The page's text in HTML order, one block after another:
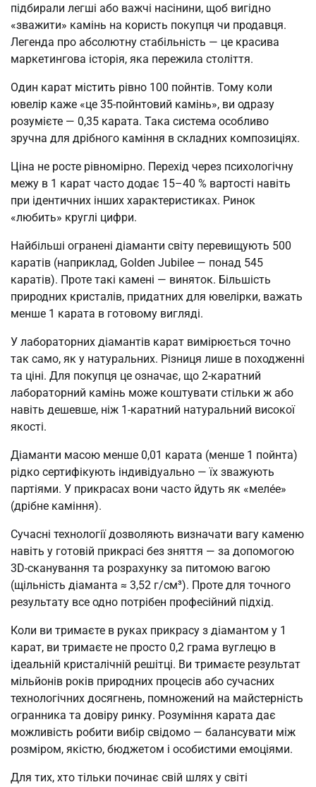
підбирали легші або важчі насінини, щоб вигідно
«зважити» камінь на користь покупця чи продавця.
Легенда про абсолютну стабільність — це красива
маркетингова історія, яка пережила століття.
Один карат містить рівно 100 пойнтів. Тому коли
ювелір каже «це 35-пойнтовий камінь», ви одразу
розумієте — 0,35 карата. Така система особливо
зручна для дрібного каміння в складних композиціях.
Ціна не росте рівномірно. Перехід через психологічну
межу в 1 карат часто додає 15–40 % вартості навіть
при ідентичних інших характеристиках. Ринок
«любить» круглі цифри.
Найбільші огранені діаманти світу перевищують 500
каратів (наприклад, Golden Jubilee — понад 545
каратів). Проте такі камені — виняток. Більшість
природних кристалів, придатних для ювелірки, важать
менше 1 карата в готовому вигляді.
У лабораторних діамантів карат вимірюється точно
так само, як у натуральних. Різниця лише в походженні
та ціні. Для покупця це означає, що 2-каратний
лабораторний камінь може коштувати стільки ж або
навіть дешевше, ніж 1-каратний натуральний високої
якості.
Діаманти масою менше 0,01 карата (менше 1 пойнта)
рідко сертифікують індивідуально — їх зважують
партіями. У прикрасах вони часто йдуть як «мелée»
(дрібне каміння).
Сучасні технології дозволяють визначати вагу каменю
навіть у готовій прикрасі без зняття — за допомогою
3D-сканування та розрахунку за питомою вагою
(щільність діаманта ≈ 3,52 г/см³). Проте для точного
результату все одно потрібен професійний підхід.
Коли ви тримаєте в руках прикрасу з діамантом у 1
карат, ви тримаєте не просто 0,2 грама вуглецю в
ідеальній кристалічній решітці. Ви тримаєте результат
мільйонів років природних процесів або сучасних
технологічних досягнень, помножений на майстерність
огранника та довіру ринку. Розуміння карата дає
можливість робити вибір свідомо — балансувати між
розміром, якістю, бюджетом і особистими емоціями.
Для тих, хто тільки починає свій шлях у світі